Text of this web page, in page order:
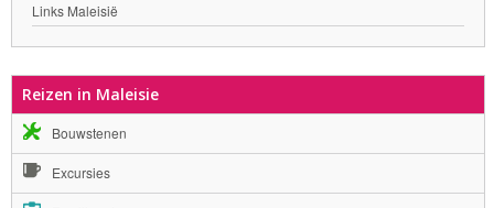
Links Maleisië
Reizen in Maleisie
Bouwstenen
Excursies